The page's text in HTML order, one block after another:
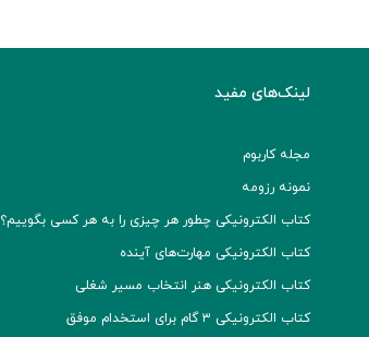
لینک‌های مفید
مجله کاربوم
نمونه رزومه
کتاب الکترونیکی چطور هر چیزی را به هر کسی بگوییم؟
کتاب الکترونیکی مهارت‌های آینده
کتاب الکترونیکی هنر انتخاب مسیر شغلی
کتاب الکترونیکی ۳ گام برای استخدام موفق